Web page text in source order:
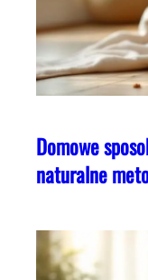
Domowe
naturalne